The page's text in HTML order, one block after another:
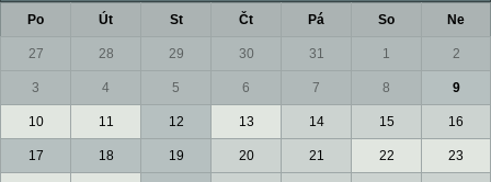
Po Út St Čt Pá So Ne
27 28 29 30 31 1 2
3 4 5 6 7 8 9
10 11 12 13 14 15 16
17 18 19 20 21 22 23